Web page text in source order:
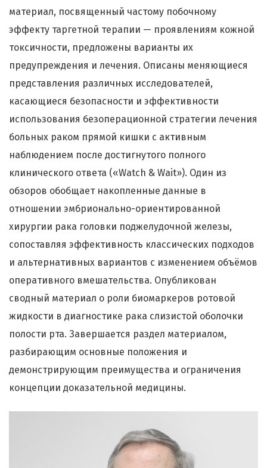
материал, посвященный частому побочному
эффекту таргетной терапии — проявлениям кожной
токсичности, предложены варианты их
предупреждения и лечения. Описаны меняющиеся
представления различных исследователей,
касающиеся безопасности и эффективности
использования безоперационной стратегии лечения
больных раком прямой кишки с активным
наблюдением после достигнутого полного
клинического ответа («Watch & Wait»). Один из
обзоров обобщает накопленные данные в
отношении эмбрионально-ориентированной
хирургии рака головки поджелудочной железы,
сопоставляя эффективность классических подходов
и альтернативных вариантов с изменением объёмов
оперативного вмешательства. Опубликован
сводный материал о роли биомаркеров ротовой
жидкости в диагностике рака слизистой оболочки
полости рта. Завершается раздел материалом,
разбирающим основные положения и
демонстрирующим преимущества и ограничения
концепции доказательной медицины.